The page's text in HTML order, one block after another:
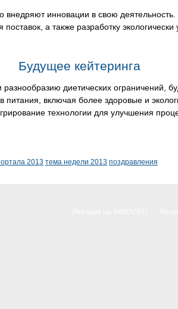
инновации в свою
а также разработку
Будущее кейтеринга
диетических ограничений,
питания, включая более здоровые и
технологии для улучшения
2013 тема недели 2013 поздравления